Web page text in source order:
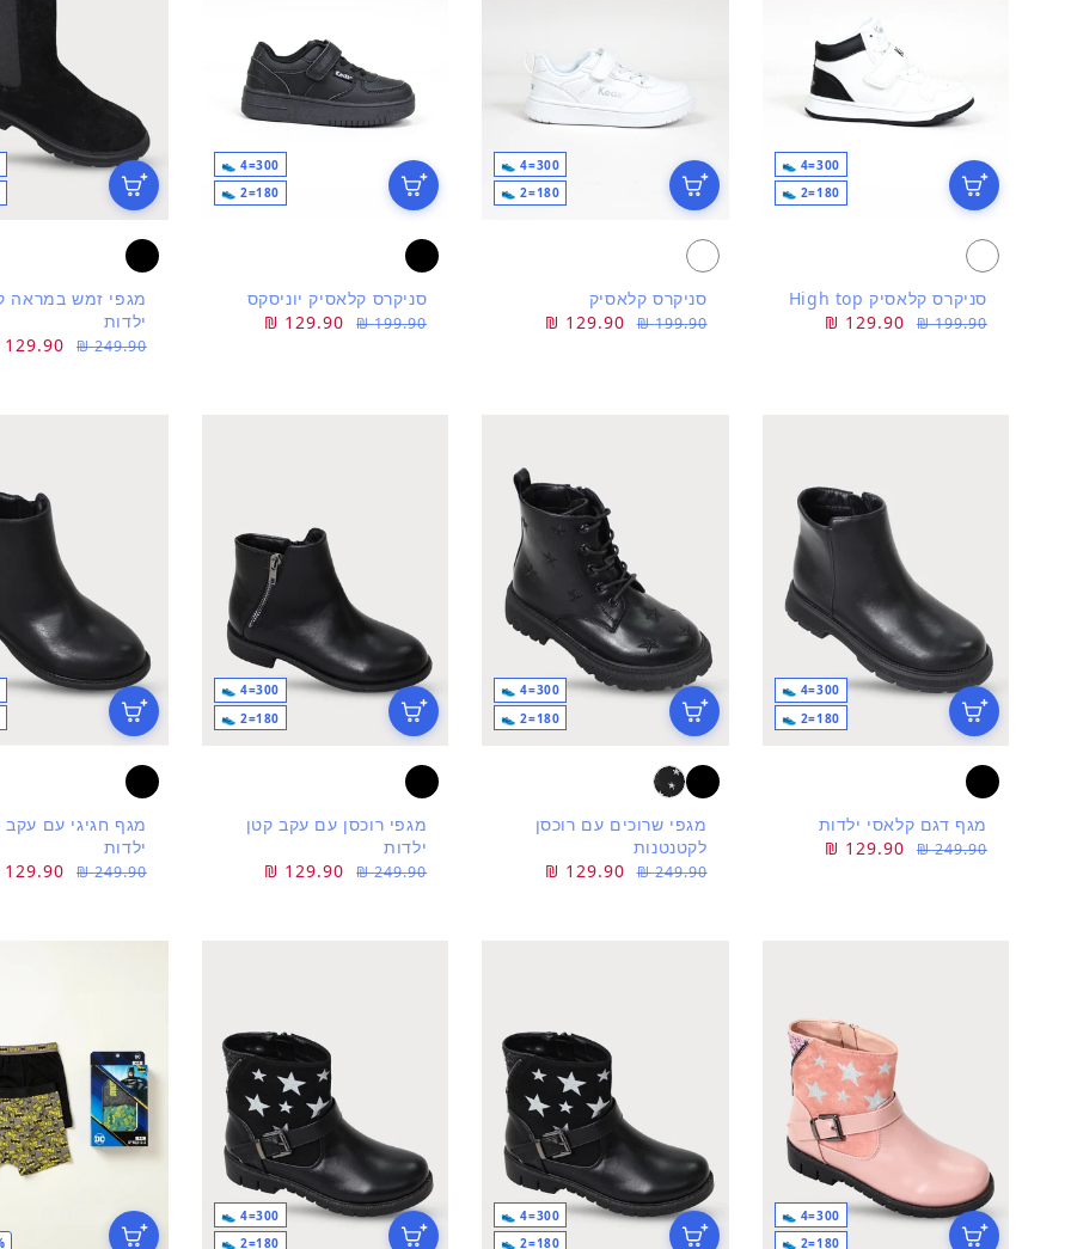
300=4 👟
180=2 👟
סניקרס קלאסיק High top
מחיר
199.90 ₪
מחיר
129.90 ₪
300=4 👟
180=2 👟
סניקרס קלאסיק
מחיר
199.90 ₪
מחיר
129.90 ₪
300=4 👟
180=2 👟
סניקרס קלאסיק יוניסקס
מחיר
199.90 ₪
מחיר
129.90 ₪
מגפי זמש במראה
ילדות
מחיר
249.90 ₪
מחיר
129.90 ₪
300=4 👟
180=2 👟
מגף דגם קלאסי ילדות
מחיר
249.90 ₪
מחיר
129.90 ₪
300=4 👟
180=2 👟
מגפי שרוכים עם רוכסן
לקטנטנות
מחיר
249.90 ₪
מחיר
129.90 ₪
300=4 👟
180=2 👟
מגפי רוכסן עם עקב קטן
ילדות
מחיר
249.90 ₪
מחיר
129.90 ₪
מגף חגיגי עם עקב
ילדות
מחיר
249.90 ₪
מחיר
129.90 ₪
300=4 👟
180=2 👟
300=4 👟
180=2 👟
300=4 👟
180=2 👟